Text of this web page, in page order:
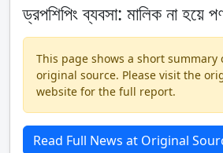
ড্রপশিপিং ব্যবসা: মালিক না হয়ে
This page shows a short
original source. Please visit the
website for the full report.
Read Full News at Original